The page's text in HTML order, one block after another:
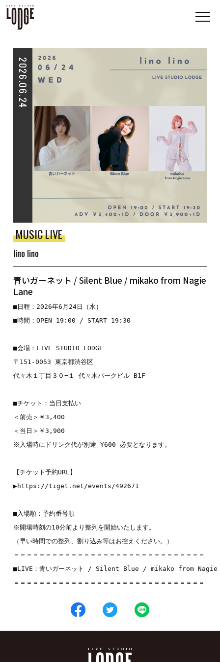
2026.06.24
MUSIC LIVE
lino lino
青いガーネット / Silent Blue / mikako from Nagie
Lane
■日程：2026年6月24日（水）
■時間：OPEN 19:00 / START 19:30
■会場：LIVE STUDIO LODGE
〒151-0053 東京都渋谷区
代々木１丁目３０−１ 代々木パークビル B1F
■チケット：当日支払い
＜前売＞￥3,400
＜当日＞￥3,900
※入場時にドリンク代が別途 ¥600 必要となります。
【チケット予約URL】
▶︎https://tiget.net/events/492671
■入場順：予約番号順
※開場時刻の10分前より整列を開始いたします。
（早い時間での整列、割り込み等はお控えください。）
＝＝＝＝＝＝＝＝＝＝＝＝＝＝＝＝＝＝＝＝＝＝＝＝＝＝＝＝＝＝
■LIVE： 青いガーネット / Silent Blue / mikako from Nagie
＝＝＝＝＝＝＝＝＝＝＝＝＝＝＝＝＝＝＝＝＝＝＝＝＝＝＝＝＝＝